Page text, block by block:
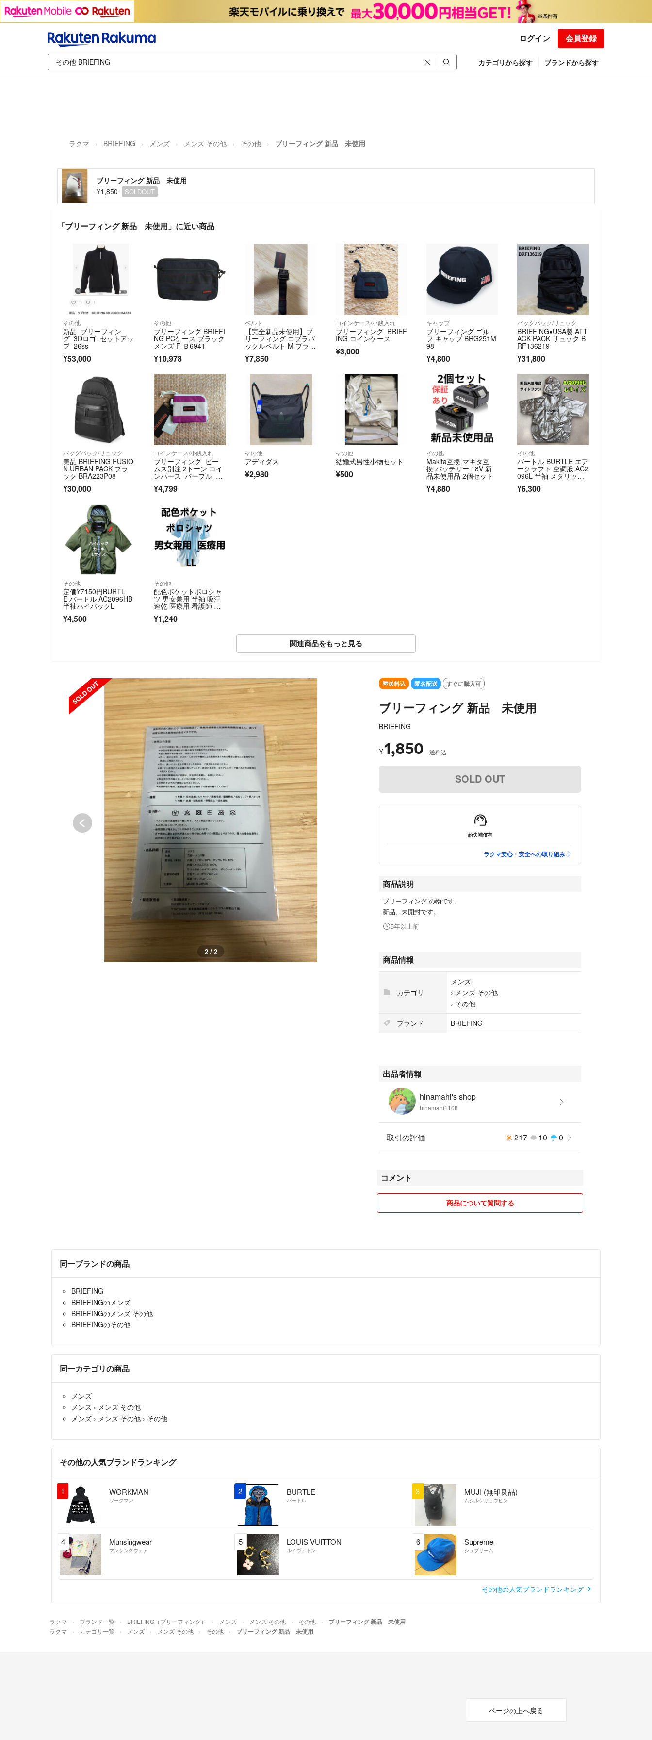
ログイン 会員登録
カテゴリから探す ブランドから探す
ラクマ BRIEFING メンズ メンズ その他 その他 ブリーフィング 新品 未使用
ブリーフィング 新品 未使用
¥1,850
SOLDOUT
「ブリーフィング 新品 未使用」に近い商品
その他
新品 ブリーフィン
グ 3Dロゴ セットアッ
プ 26ss
¥53,000
その他
ブリーフィング BRIEFI
NG PCケース ブラック
メンズ F-Ｂ6941
¥10,978
ベルト
【完全新品未使用】ブ
リーフィング コブラバ
ックルベルト M ブラッ
ク
¥7,850
コインケース/小銭入れ
ブリーフィング BRIEF
ING コインケース
¥3,000
キャップ
ブリーフィング ゴル
フ キャップ BRG251M
98
¥4,800
バッグパック/リュック
BRIEFING♦USA製 ATT
ACK PACK リュック B
RF136219
¥31,800
バッグパック/リュック
美品 BRIEFING FUSIO
N URBAN PACK ブラ
ック BRA223P08
¥30,000
コインケース/小銭入れ
ブリーフィング ビー
ムス別注 2トーン コイ
ンパース パープル 新
¥4,799
その他
アディダス
¥2,980
その他
結婚式男性小物セット
¥500
その他
Makita互換 マキタ互
換 バッテリー 18V 新
品未使用品 2個セット
¥4,880
その他
バートル BURTLE エア
ークラフト 空調服 AC2
096L 半袖 メタリック
¥6,300
その他
定価¥7150円BURTL
E バートル AC2096HB
半袖ハイバックL
¥4,500
その他
配色ポケットポロシャ
ツ 男女兼用 半袖 吸汗
速乾 医療用 看護師 介
¥1,240
関連商品をもっと見る
SOLD OUT
1 / 2
送料込 匿名配送 すぐに購入可
ブリーフィング 新品 未使用
BRIEFING
¥1,850 送料込
SOLD OUT
紛失補償有
ラクマ安心・安全への取り組み
商品説明
ブリーフィング の物です。
新品、未開封です。
5年以上前
商品情報
カテゴリ
メンズ
› メンズ その他
› その他
ブランド
BRIEFING
出品者情報
hinamahi's shop
hinamahi1108
取引の評価 217 10 0
コメント
商品について質問する
同一ブランドの商品
BRIEFING
BRIEFINGのメンズ
BRIEFINGのメンズ その他
BRIEFINGのその他
同一カテゴリの商品
メンズ
メンズ › メンズ その他
メンズ › メンズ その他 › その他
その他の人気ブランドランキング
1 WORKMAN
ワークマン
2 BURTLE
バートル
3 MUJI (無印良品)
ムジルシリョウヒン
4 Munsingwear
マンシングウェア
5 LOUIS VUITTON
ルイヴィトン
6 Supreme
シュプリーム
その他の人気ブランドランキング
ラクマ ブランド一覧 BRIEFING（ブリーフィング） メンズ メンズ その他 その他 ブリーフィング 新品 未使用
ラクマ カテゴリ一覧 メンズ メンズ その他 その他 ブリーフィング 新品 未使用
ページの上へ戻る